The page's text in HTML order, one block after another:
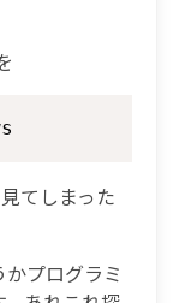
てしまった
プログラミ